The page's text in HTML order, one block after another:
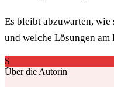
Es bleibt abzuwarten,
und welche Lösungen
S
Über die Autorin